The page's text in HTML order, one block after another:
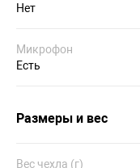
Нет
Микрофон
Есть
Размеры и вес
Вес чехла (г)